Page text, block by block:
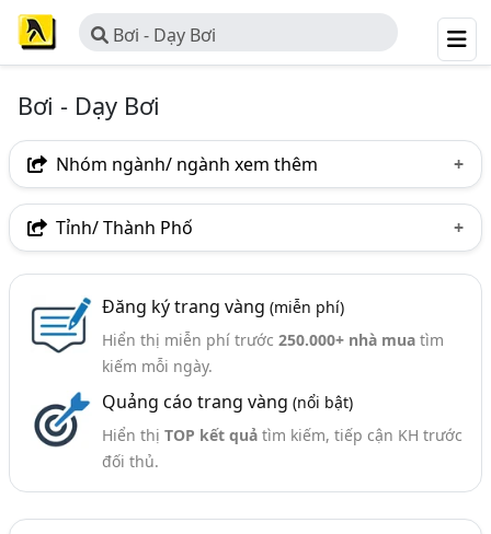
Bơi - Dạy Bơi
Bơi - Dạy Bơi
Nhóm ngành/ ngành xem thêm
Ngành nghề
Tỉnh/ Thành Phố
Bà Rịa-Vũng Tàu
Đăng ký trang vàng (miễn phí)
Hiển thị miễn phí trước 250.000+ nhà muatìm
kiếm mỗi ngày.
Quảng cáo trang vàng (nổi bật)
Hiển thị TOP kết quảtìm kiếm, tiếp cận KH trước
đối thủ.